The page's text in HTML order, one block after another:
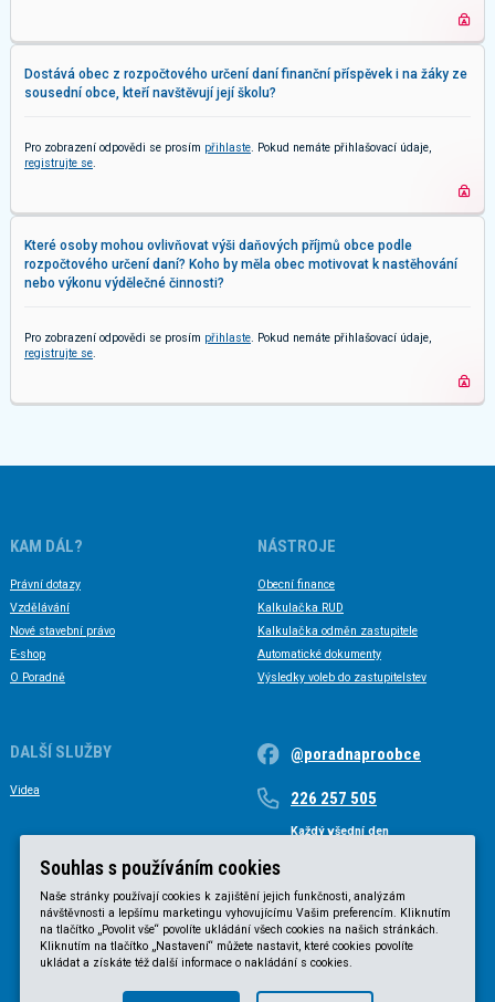
Dostává obec z rozpočtového určení daní finanční příspěvek i na žáky ze
sousední obce, kteří navštěvují její školu?
Pro zobrazení odpovědi se prosím přihlaste . Pokud nemáte přihlašovací údaje,
registrujte se
Které osoby mohou ovlivňovat výši daňových příjmů obce podle
rozpočtového určení daní? Koho by měla obec motivovat k nastěhování
nebo výkonu výdělečné činnosti?
Pro zobrazení odpovědi se prosím přihlaste . Pokud nemáte přihlašovací údaje,
registrujte se
KAM DÁL?
Právní dotazy
Vzdělávání
Nové stavební právo
E-shop
O Poradně
NÁSTROJE
Obecní finance
Kalkulačka RUD
Kalkulačka odměn zastupitele
Automatické dokumenty
Výsledky voleb do zastupitelstev
DALŠÍ SLUŽBY
Videa
@poradnaproobce
226 257 505
Každý všední den
Souhlas s používáním cookies
Naše stránky používají cookies k zajištění jejich funkčnosti, analýzám
návštěvnosti a lepšímu marketingu vyhovujícímu Vašim preferencím. Kliknutím
na tlačítko „Povolit vše“ povolíte ukládání všech cookies na našich stránkách.
Kliknutím na tlačítko „Nastavení“ můžete nastavit, které cookies povolíte
ukládat a získáte též další informace o nakládání s cookies.